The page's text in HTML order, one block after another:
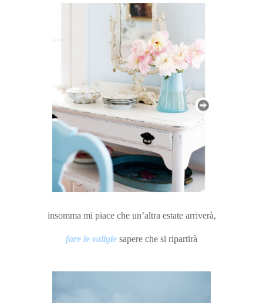
insomma mi piace che un’altra estate arriverà,
fare le valigie sapere che si ripartirà